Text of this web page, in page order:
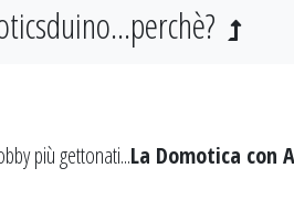
più gettonati...La Domotica con